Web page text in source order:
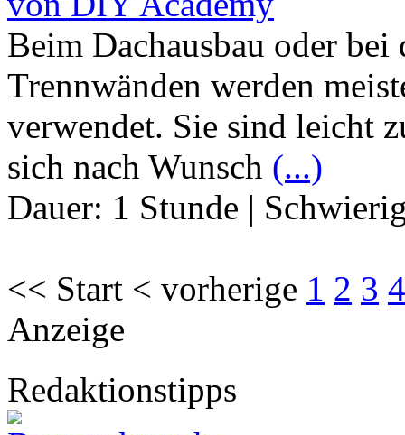
Beim Dachausbau oder
Trennwänden werden
verwendet. Sie sind leicht
sich nach Wunsch (...)
Dauer: 1 Stunde |
<< Start < vorherige 1 2 3 4
Anzeige
Redaktionstipps